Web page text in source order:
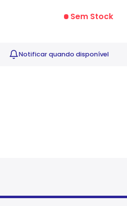
Sem Stock
Notificarquando disponível